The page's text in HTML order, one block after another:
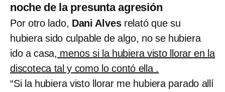
noche de la presunta agresión
Por otro lado, Dani Alvesrelató que su
hubiera sido culpable de algo, no se hubiera
ido a casa, menos si la hubiera visto llorar en la
discoteca tal y como lo contó ella .
“Si la hubiera visto llorar me hubiera parado allí